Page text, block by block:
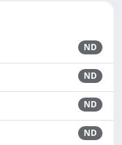
ND
ND
ND
ND